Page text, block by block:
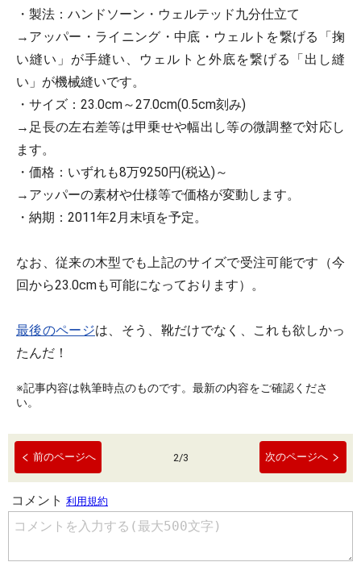
・製法：ハンドソーン・ウェルテッド九分仕立て
→アッパー・ライニング・中底・ウェルトを繋げる「掬
い縫い」が手縫い、ウェルトと外底を繋げる「出し縫
い」が機械縫いです。
・サイズ：23.0cm～27.0cm(0.5cm刻み)
→足長の左右差等は甲乗せや幅出し等の微調整で対応し
ます。
・価格：いずれも8万9250円(税込)～
→アッパーの素材や仕様等で価格が変動します。
・納期：2011年2月末頃を予定。
なお、従来の木型でも上記のサイズで受注可能です（今
回から23.0cmも可能になっております）。
最後のページは、そう、靴だけでなく、これも欲しかっ
たんだ！
※記事内容は執筆時点のものです。最新の内容をご確認くださ
い。
前のページへ 2/3 次のページへ